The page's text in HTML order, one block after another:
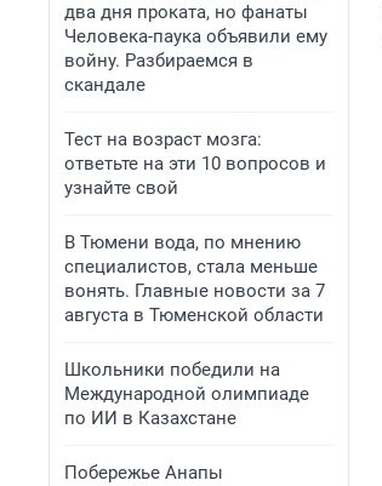
два дня проката, но фанаты
Человека-паука объявили ему
войну. Разбираемся в
скандале
Тест на возраст мозга:
ответьте на эти 10 вопросов и
узнайте свой
В Тюмени вода, по мнению
специалистов, стала меньше
вонять. Главные новости за 7
августа в Тюменской области
Школьники победили на
Международной олимпиаде
по ИИ в Казахстане
Побережье Анапы